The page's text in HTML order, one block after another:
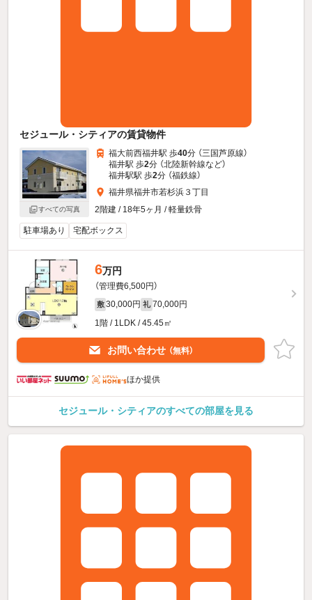
セジュール・シティアの賃貸物件
すべての写真
福大前西福井駅 歩40分 （三国芦原線）
福井駅 歩2分 （北陸新幹線など）
福井駅駅 歩2分 （福鉄線）
福井県福井市若杉浜３丁目
2階建 / 18年5ヶ月 / 軽量鉄骨
駐車場あり 宅配ボックス
6万円
（管理費6,500円）
敷 30,000円 礼 70,000円
1階 / 1LDK / 45.45㎡
お問い合わせ （無料）
ほか提供
セジュール・シティアのすべての部屋を見る